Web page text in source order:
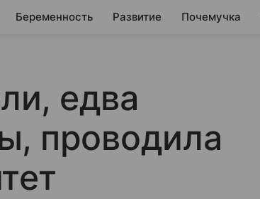
Беременность Развитие Почемучка
едва
проводила